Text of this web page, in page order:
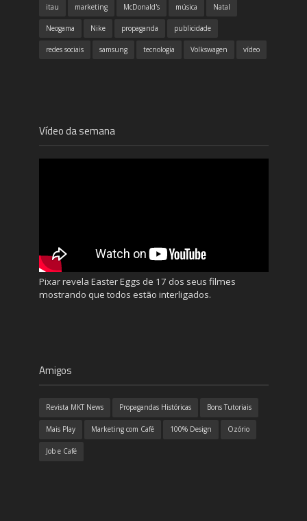
itau marketing McDonald's música Natal
Neogama Nike propaganda publicidade
redes sociais samsung tecnologia Volkswagen vídeo
Vídeo da semana
Pixar revela Easter Eggs de 17 dos seus filmes
mostrando que todos estão interligados.
Amigos
Revista MKT News Propagandas Históricas Bons Tutoriais
Mais Play Marketing com Café 100% Design Ozório
Job e Café